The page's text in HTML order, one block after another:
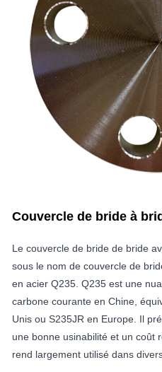
Couvercle de bride à
Le couvercle de bride de bride
sous le nom de couvercle de
en acier Q235. Q235 est une
carbone courante en Chine,
Unis ou S235JR en Europe. Il
une bonne usinabilité et un coût
rend largement utilisé dans